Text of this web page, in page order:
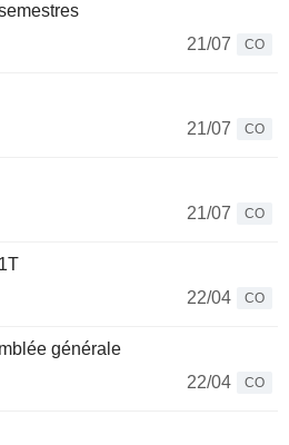
21/07
CO
21/07
CO
21/07
CO
22/04
CO
générale
22/04
CO